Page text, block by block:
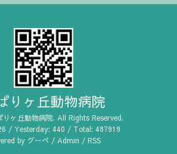
りヶ丘動物病院
りヶ丘動物病院. All Rights Reserved.
/ Yesterday: 440 / Total: 487919
by グーペ/ Admin / RSS